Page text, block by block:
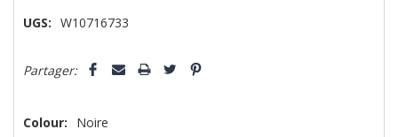
UGS: W10716733
vous!
n’en
Partager:
Colour: Noire